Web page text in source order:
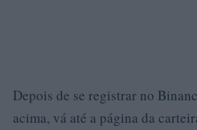
Depois de se registrar no
acima, vá até a página da